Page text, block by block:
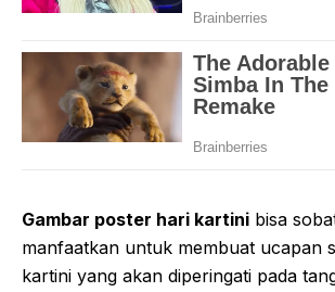
Gambar poster hari kartini bisa
manfaatkan untuk membuat ucapan
kartini yang akan diperingati pada